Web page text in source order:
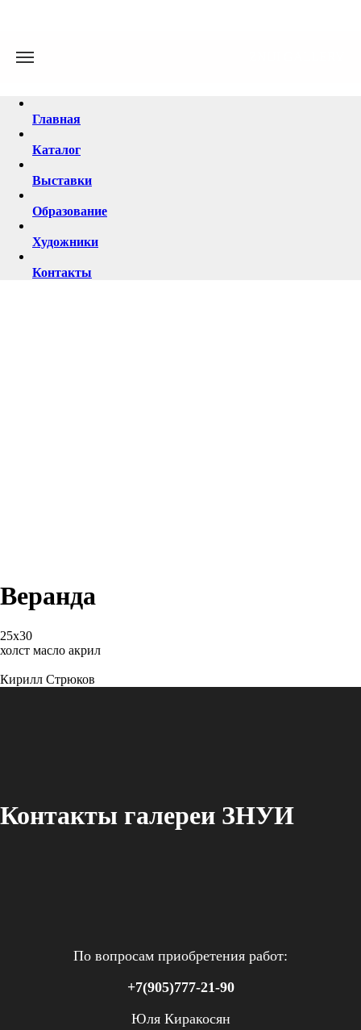
Главная
Каталог
Выставки
Образование
Художники
Контакты
Веранда
25х30
холст масло акрил
Кирилл Стрюков
Контакты галереи ЗНУИ
По вопросам приобретения работ:
+7(905)777-21-90
Юля Киракосян